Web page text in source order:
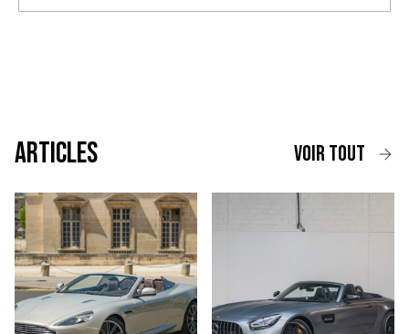
voir tout
Articles